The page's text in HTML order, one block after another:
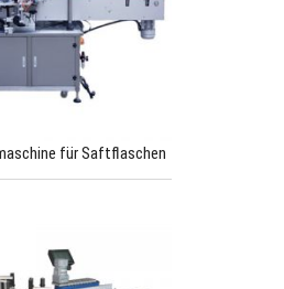
für Saftflaschen